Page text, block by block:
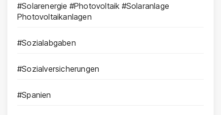
#Solarenergie #Photovoltaik #Solaranlage
Photovoltaikanlagen
#Sozialabgaben
#Sozialversicherungen
#Spanien